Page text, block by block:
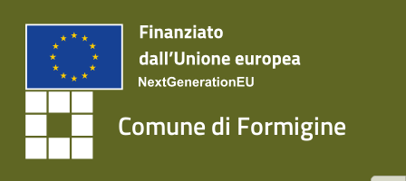
Comune di Formigine